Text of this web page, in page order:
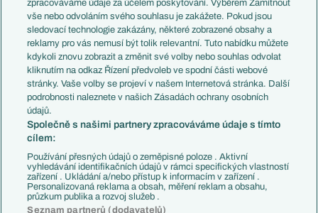
Evropské koeficienty
Přestupy
Přestupové spekulace
Zranění
Kluby
Arsenal FC
Chelsea FC
Manchester United
AC Milán
Juventus FC
Bayern Mnichov
FC Barcelona
Real Madrid
Brazílie
Přestupy
Zápasy
Livescore
Tipovací soutěž
zpracováváme údaje za účelem poskytování. Výběrem Zamítnout
vše nebo odvoláním svého souhlasu je zakážete. Pokud jsou
sledovací technologie zakázány, některé zobrazené obsahy a
reklamy pro vás nemusí být tolik relevantní. Tuto nabídku můžete
kdykoli znovu zobrazit a změnit své volby nebo souhlas odvolat
kliknutím na odkaz Řízení předvoleb ve spodní části webové
stránky. Vaše volby se projeví v našem Internetová stránka. Další
podrobnosti naleznete v našich Zásadách ochrany osobních
údajů.
Společně s našimi partnery zpracováváme údaje s tímto
cílem:
Používání přesných údajů o zeměpisné poloze . Aktivní
vyhledávání identifikačních údajů v rámci specifických vlastností
zařízení . Ukládání a/nebo přístup k informacím v zařízení .
Personalizovaná reklama a obsah, měření reklam a obsahu,
průzkum publika a rozvoj služeb .
Seznam partnerů (dodavatelů)